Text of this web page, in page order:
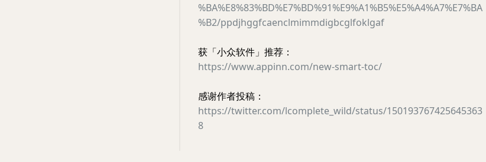
%BA%E8%83%BD%E7%BD%91%E9%A1%B5%E5%A4%A7%E7%BA
%B2/ppdjhggfcaenclmimmdigbcglfoklgaf
获「小众软件」推荐：
https://www.appinn.com/new-smart-toc/
感谢作者投稿：
https://twitter.com/lcomplete_wild/status/150193767425645363
8